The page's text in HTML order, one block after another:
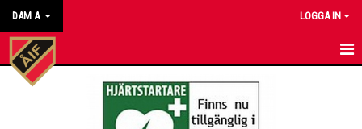
DAM A LOGGA IN
HEM